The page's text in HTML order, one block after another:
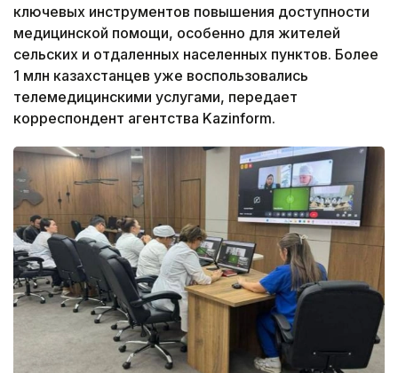
ключевых инструментов повышения доступности
медицинской помощи, особенно для жителей
сельских и отдаленных населенных пунктов. Более
1 млн казахстанцев уже воспользовались
телемедицинскими услугами, передает
корреспондент агентства Kazinform.